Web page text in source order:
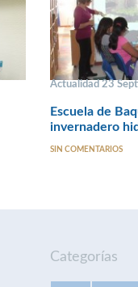
Actualidad 23
Escuela de
invernadero
SIN COMENTARIOS
Categorías